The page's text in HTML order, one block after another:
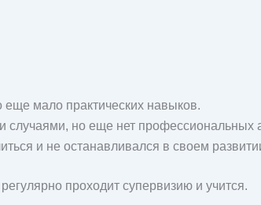
мало практических навыков.
но еще нет профессиональных
и не останавливался в своем
проходит супервизию и учится.